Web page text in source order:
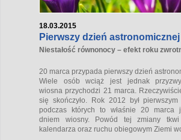
18.03.2015
Pierwszy dzień
Niestałość równonocy – efekt roku
20 marca przypada pierwszy dzień
Wiele osób wciąż jest jednak
wiosna przychodzi 21 marca.
się skończyło. Rok 2012 był
podczas których to właśnie 20 marca
dniem wiosny. Powód tej zmiany
kalendarza oraz ruchu obiegowym Ziemi